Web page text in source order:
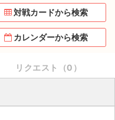
対戦カードから検索
カレンダーから検索
リクエスト（0）